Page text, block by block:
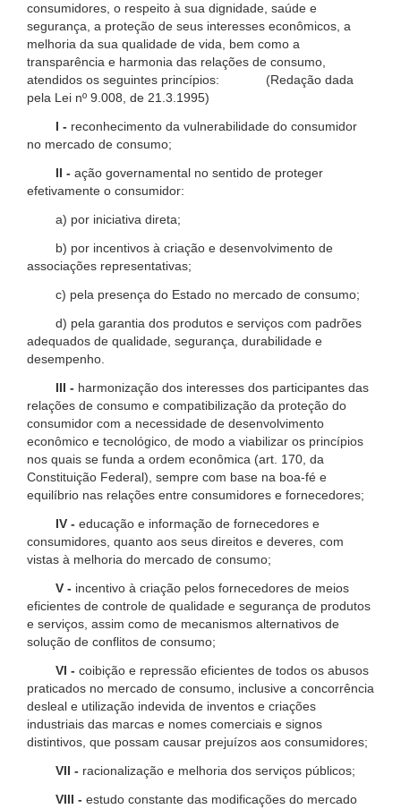
consumidores, o respeito à sua dignidade, saúde e
segurança, a proteção de seus interesses econômicos, a
melhoria da sua qualidade de vida, bem como a
transparência e harmonia das relações de consumo,
atendidos os seguintes princípios: (Redação dada
pela Lei nº 9.008, de 21.3.1995)
I - reconhecimento da vulnerabilidade do consumidor
no mercado de consumo;
II - ação governamental no sentido de proteger
efetivamente o consumidor:
a) por iniciativa direta;
b) por incentivos à criação e desenvolvimento de
associações representativas;
c) pela presença do Estado no mercado de consumo;
d) pela garantia dos produtos e serviços com padrões
adequados de qualidade, segurança, durabilidade e
desempenho.
III - harmonização dos interesses dos participantes das
relações de consumo e compatibilização da proteção do
consumidor com a necessidade de desenvolvimento
econômico e tecnológico, de modo a viabilizar os princípios
nos quais se funda a ordem econômica (art. 170, da
Constituição Federal), sempre com base na boa-fé e
equilíbrio nas relações entre consumidores e fornecedores;
IV - educação e informação de fornecedores e
consumidores, quanto aos seus direitos e deveres, com
vistas à melhoria do mercado de consumo;
V - incentivo à criação pelos fornecedores de meios
eficientes de controle de qualidade e segurança de produtos
e serviços, assim como de mecanismos alternativos de
solução de conflitos de consumo;
VI - coibição e repressão eficientes de todos os abusos
praticados no mercado de consumo, inclusive a concorrência
desleal e utilização indevida de inventos e criações
industriais das marcas e nomes comerciais e signos
distintivos, que possam causar prejuízos aos consumidores;
VII - racionalização e melhoria dos serviços públicos;
VIII - estudo constante das modificações do mercado